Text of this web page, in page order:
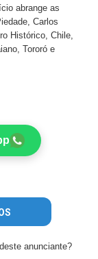
abrange as
Carlos
Histórico, Chile,
Tororó e
anunciante?